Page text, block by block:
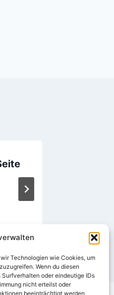
Technologien wie Cookies, um
Wenn du diesen
oder eindeutige IDs
nicht erteilst oder
beeinträchtigt werden.